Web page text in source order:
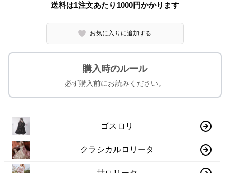
送料は1注文あたり 1000円かかります
お気に入りに追加する
購入時のルール
必ず購入前にお読みください。
ゴスロリ
クラシカルロリータ